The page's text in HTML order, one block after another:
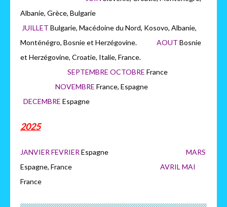
Albanie, Grèce, Bulgarie
JUILLET Bulgarie, Macédoine du Nord, Kosovo, Albanie,
Monténégro, Bosnie et Herzégovine. AOUT Bosnie
et Herzégovine, Croatie, Italie, France.
SEPTEMBRE OCTOBRE France
NOVEMBRE France, Espagne
DECEMBRE Espagne
2025
JANVIER FEVRIER Espagne MARS
Espagne, France AVRIL MAI
France